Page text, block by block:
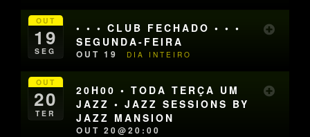
OUT
19
SEG
• • • CLUB FECHADO • • •
SEGUNDA-FEIRA
OUT 19 DIA INTEIRO
OUT
20
TER
20H00 • TODA TERÇA UM
JAZZ • JAZZ SESSIONS BY
JAZZ MANSION
OUT 20@20:00